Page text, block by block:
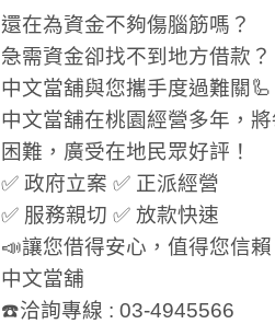
還在為資金不夠傷腦筋嗎？
急需資金卻找不到地方借款？
中文當舖與您攜手度過難關🦾
中文當舖在桃園經營多年，
困難，廣受在地民眾好評！
✅ 政府立案 ✅ 正派經營
✅ 服務親切 ✅ 放款快速
📣讓您借得安心，值得您信賴
中文當舖
☎️洽詢專線 : 03-4945566